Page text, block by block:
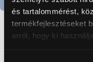
és tartalommérést,
termékfejlesztéseket
arról, hogy ki
Termék adatlap